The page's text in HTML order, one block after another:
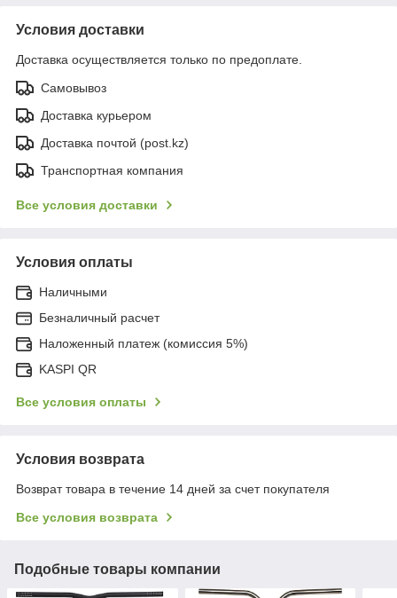
Условия доставки
Доставка осуществляется только по предоплате.
Самовывоз
Доставка курьером
Доставка почтой (post.kz)
Транспортная компания
Все условия доставки
Условия оплаты
Наличными
Безналичный расчет
Наложенный платеж (комиссия 5%)
KASPI QR
Все условия оплаты
Условия возврата
Возврат товара в течение 14 дней за счет покупателя
Все условия возврата
Подобные товары компании